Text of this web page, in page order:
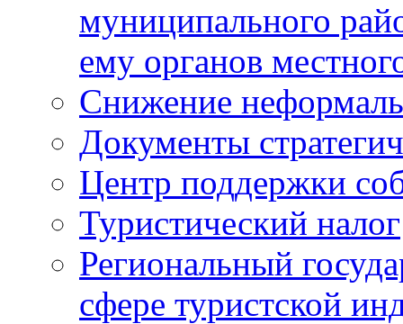
муниципального
ему органов
Снижение
Документы
Центр поддержки
Туристический налог
Региональный
сфере туристской